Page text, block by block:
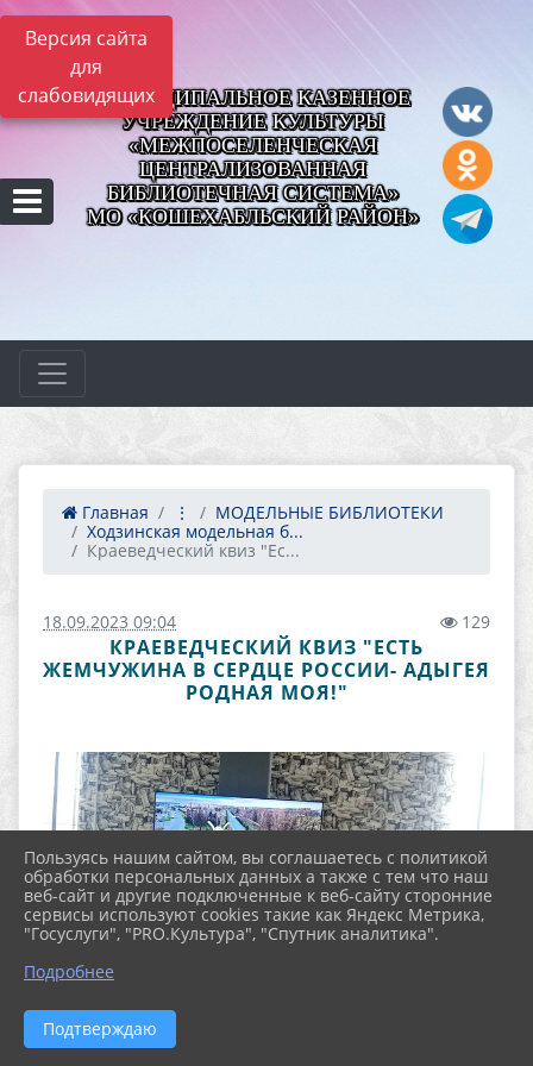
Версия сайта
для
слабовидящихМУНИЦИПАЛЬНОЕ КАЗЕННОЕ
УЧРЕЖДЕНИЕ КУЛЬТУРЫ
«МЕЖПОСЕЛЕНЧЕСКАЯ
ЦЕНТРАЛИЗОВАННАЯ
БИБЛИОТЕЧНАЯ СИСТЕМА»
МО «КОШЕХАБЛЬСКИЙ РАЙОН»
Главная ⋮
МОДЕЛЬНЫЕ БИБЛИОТЕКИ
Ходзинская модельная б...
Краеведческий квиз "Ес...
18.09.2023 09:04 129
КРАЕВЕДЧЕСКИЙ КВИЗ "ЕСТЬ
ЖЕМЧУЖИНА В СЕРДЦЕ РОССИИ- АДЫГЕЯ
РОДНАЯ МОЯ!"
Пользуясь нашим сайтом, вы соглашаетесь с политикой
обработки персональных данных а также с тем что наш
веб-сайт и другие подключенные к веб-сайту сторонние
сервисы используют cookies такие как Яндекс Метрика,
"Госуслуги", "PRO.Культура", "Спутник аналитика".
Подробнее
Подтверждаю